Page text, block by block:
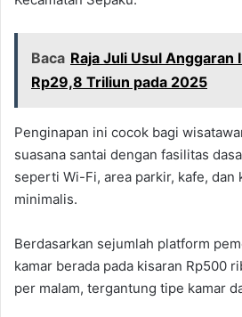
Baca Raja Juli Usul Anggaran
Rp29,8 Triliun pada 2025
Penginapan ini cocok bagi
suasana santai dengan fasilitas
seperti Wi-Fi, area parkir, kafe, dan
minimalis.
Berdasarkan sejumlah platform
kamar berada pada kisaran Rp500
per malam, tergantung tipe kamar